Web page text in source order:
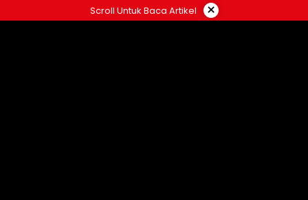
ke
Scroll Untuk Baca Artikel ×